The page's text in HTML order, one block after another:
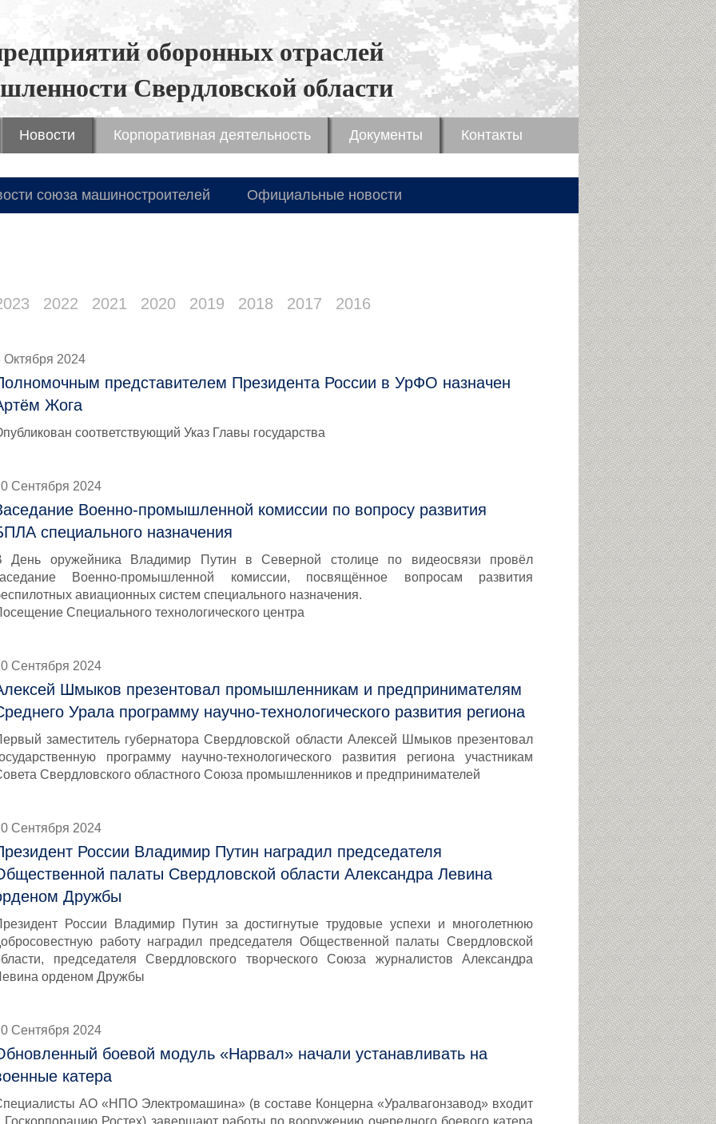
оборонных отраслей
Свердловской области
Новости Корпоративная деятельность Документы Контакты
союза машиностроителей Официальные новости
2022 2021 2020 2019 2018 2017 2016
Октября 2024
представителем Президента России в УрФО назначен
Жога
соответствующий Указ Главы государства
Сентября 2024
Военно-промышленной комиссии по вопросу развития
специального назначения
День оружейника Владимир Путин в Северной столице по видеосвязи провёл
Военно-промышленной комиссии, посвящённое вопросам развития
авиационных систем специального назначения.
Специального технологического центра
Сентября 2024
Шмыков презентовал промышленникам и предпринимателям
Урала программу научно-технологического развития региона
заместитель губернатора Свердловской области Алексей Шмыков презентовал
программу научно-технологического развития региона участникам
Свердловского областного Союза промышленников и предпринимателей
Сентября 2024
России Владимир Путин наградил председателя
палаты Свердловской области Александра Левина
Дружбы
России Владимир Путин за достигнутые трудовые успехи и многолетнюю
работу наградил председателя Общественной палаты Свердловской
председателя Свердловского творческого Союза журналистов Александра
орденом Дружбы
Сентября 2024
боевой модуль «Нарвал» начали устанавливать на
катера
АО «НПО Электромашина» (в составе Концерна «Уралвагонзавод» входит